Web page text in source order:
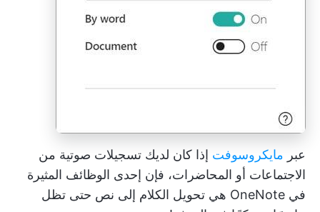
عبر مايكروسوفت إذا كان لديك تسجيلات صوتية من
الاجتماعات أو المحاضرات، فإن إحدى الوظائف المثيرة
في OneNote هي تحويل الكلام إلى نص حتى تظل